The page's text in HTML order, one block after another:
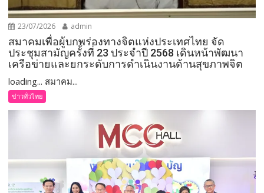
23/07/2026 admin
สมาคมเพื่อผู้บกพร่องทางจิตแห่งประเทศไทย จัด
ประชุมสามัญครั้งที่ 23 ประจำปี 2568 เดินหน้าพัฒนา
เครือข่ายและยกระดับการดำเนินงานด้านสุขภาพจิต
loading... สมาคม...
ข่าวทั่วไทย